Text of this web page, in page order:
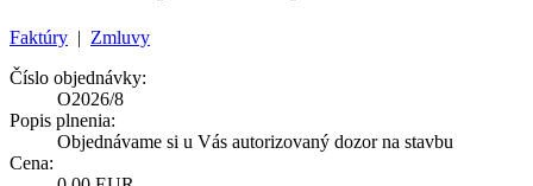
Faktúry | Zmluvy
Číslo objednávky:
O2026/8
Popis plnenia:
Objednávame si u Vás autorizovaný dozor na stavbu
Cena: